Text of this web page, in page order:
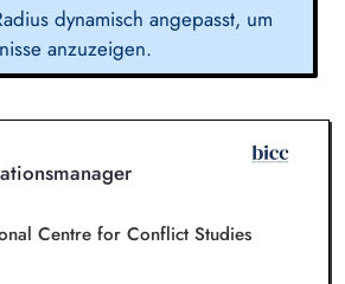
dynamisch angepasst, um
anzuzeigen.
Centre for Conflict Studies